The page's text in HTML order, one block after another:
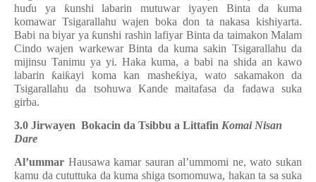
huɗu ya ƙunshi labarin mutuwar iyayen Binta da kuma
komawar Tsigarallahu wajen boka don ta nakasa kishiyarta.
Babi na biyar ya ƙunshi rashin lafiyar Binta da taimakon Malam
Cindo wajen warkewar Binta da kuma sakin Tsigarallahu da
mijinsu Tanimu ya yi. Haka kuma, a babi na shida an kawo
labarin ƙaiƙayi koma kan masheƙiya, wato sakamakon da
Tsigarallahu da tsohuwa Kande maitafasa da fadawa suka
girba.
3.0 Jirwayen Bokacin da Tsibbu a Littafin Komai Nisan
Dare
Al’ummar Hausawa kamar sauran al’ummomi ne, wato sukan
kamu da cututtuka da kuma shiga tsomomuwa, hakan ta sa suka